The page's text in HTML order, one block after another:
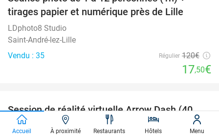
tirages papier et numérique près de Lille
LDphoto8 Studio
Saint-André-lez-Lille
Vendu : 35
Régulier 120€
17,50€
48%
Session de réalité virtuelle Arrow Dash (40
min) près de Lille
Accueil À proximité Restaurants Hôtels Menu